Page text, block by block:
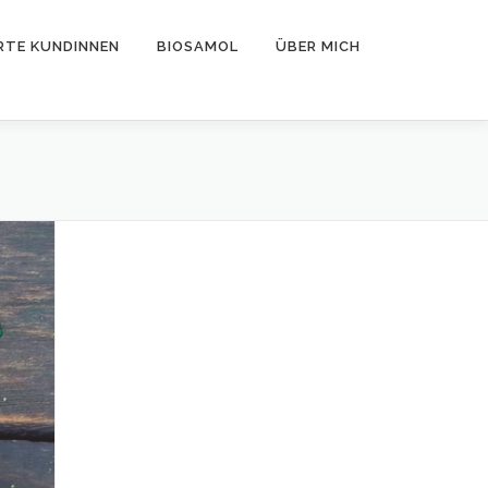
KUNDINNEN BIOSAMOL ÜBER MICH